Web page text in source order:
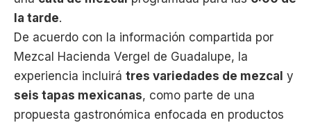
la tarde.
De acuerdo con la información compartida por
Mezcal Hacienda Vergel de Guadalupe, la
experiencia incluirá tres variedades de mezcal y
seis tapas mexicanas, como parte de una
propuesta gastronómica enfocada en productos